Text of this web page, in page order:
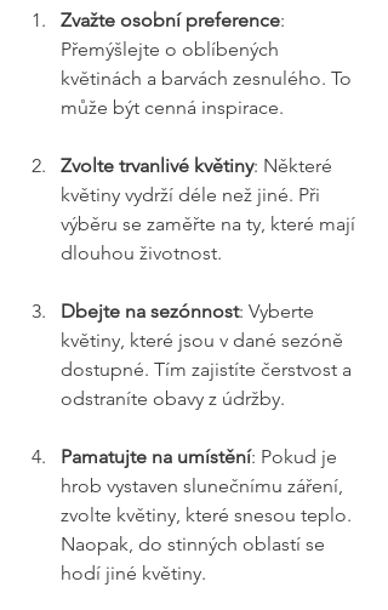
Zvažte osobní preference:
Přemýšlejte o oblíbených
květinách a barvách zesnulého. To
může být cenná inspirace.
Zvolte trvanlivé květiny: Některé
květiny vydrží déle než jiné. Při
výběru se zaměřte na ty, které mají
dlouhou životnost.
Dbejte na sezónnost: Vyberte
květiny, které jsou v dané sezóně
dostupné. Tím zajistíte čerstvost a
odstraníte obavy z údržby.
Pamatujte na umístění: Pokud je
hrob vystaven slunečnímu záření,
zvolte květiny, které snesou teplo.
Naopak, do stinných oblastí se
hodí jiné květiny.